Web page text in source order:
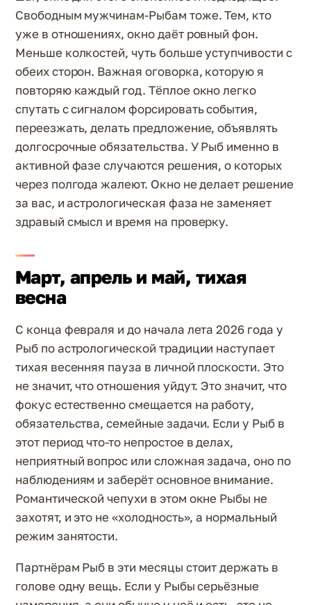
Свободным мужчинам-Рыбам тоже. Тем, кто
уже в отношениях, окно даёт ровный фон.
Меньше колкостей, чуть больше уступчивости с
обеих сторон. Важная оговорка, которую я
повторяю каждый год. Тёплое окно легко
спутать с сигналом форсировать события,
переезжать, делать предложение, объявлять
долгосрочные обязательства. У Рыб именно в
активной фазе случаются решения, о которых
через полгода жалеют. Окно не делает решение
за вас, и астрологическая фаза не заменяет
здравый смысл и время на проверку.
Март, апрель и май, тихая
весна
С конца февраля и до начала лета 2026 года у
Рыб по астрологической традиции наступает
тихая весенняя пауза в личной плоскости. Это
не значит, что отношения уйдут. Это значит, что
фокус естественно смещается на работу,
обязательства, семейные задачи. Если у Рыб в
этот период что-то непростое в делах,
неприятный вопрос или сложная задача, оно по
наблюдениям и заберёт основное внимание.
Романтической чепухи в этом окне Рыбы не
захотят, и это не «холодность», а нормальный
режим занятости.
Партнёрам Рыб в эти месяцы стоит держать в
голове одну вещь. Если у Рыбы серьёзные